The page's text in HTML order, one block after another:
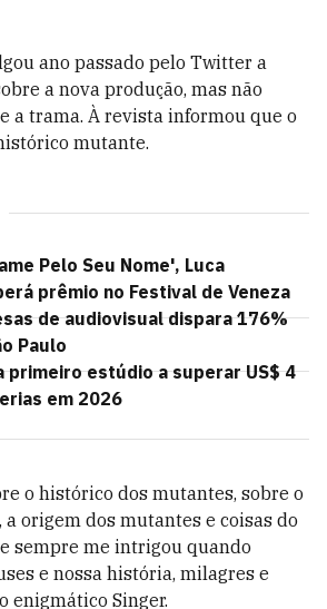
ano passado pelo Twitter a
a nova produção, mas não
a trama. À revista informou que o
mutante.
Pelo Seu Nome', Luca
prêmio no Festival de Veneza
de audiovisual dispara 176%
Paulo
primeiro estúdio a superar US$ 4
em 2026
o histórico dos mutantes, sobre o
origem dos mutantes e coisas do
sempre me intrigou quando
e nossa história, milagres e
enigmático Singer.